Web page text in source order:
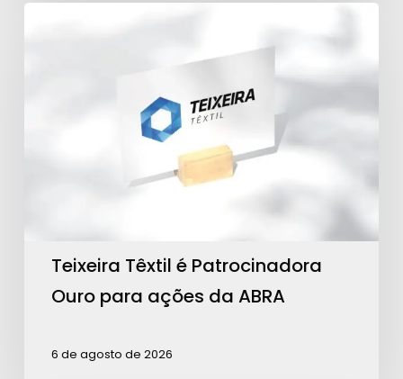
Teixeira Têxtil é Patrocinadora
Ouro para ações da ABRA
6 de agosto de 2026